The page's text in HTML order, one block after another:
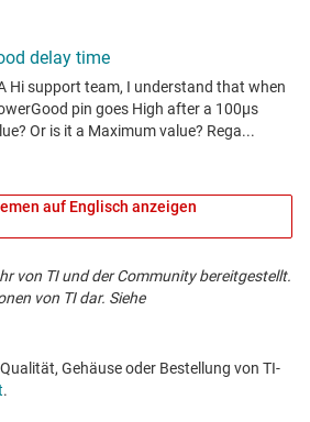
auf Englisch anzeigen
von TI und der Community bereitgestellt.
von TI dar. Siehe
Gehäuse oder Bestellung von TI-
. ​​​​​​​​​​​​​​